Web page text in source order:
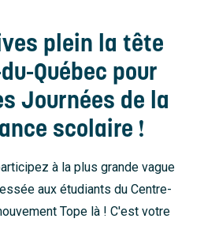
plein la tête
Québec pour
Journées de la
scolaire !
à la plus grande vague
aux étudiants du Centre-
Tope là ! C'est votre